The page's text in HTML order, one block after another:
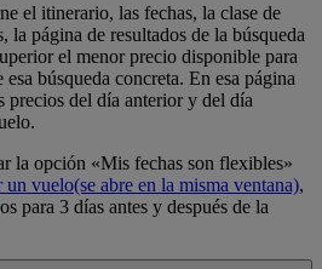
el itinerario, las fechas, la clase de
la página de resultados de la búsqueda
el menor precio disponible para
esa búsqueda concreta. En esa página
precios del día anterior y del día
la opción «Mis fechas son flexibles»
un vuelo(se abre en la misma ventana),
para 3 días antes y después de la